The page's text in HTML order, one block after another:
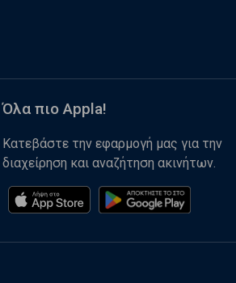
Όλα πιο Appla!
Κατεβάστε την εφαρμογή μας για την
διαχείρηση και αναζήτηση ακινήτων.